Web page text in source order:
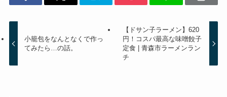
小籠包をなんとなくで作っ
てみたら…の話。
【ドサン子ラーメン】620
円！コスパ最高な味噌餃子
定食 | 青森市ラーメンラン
チ